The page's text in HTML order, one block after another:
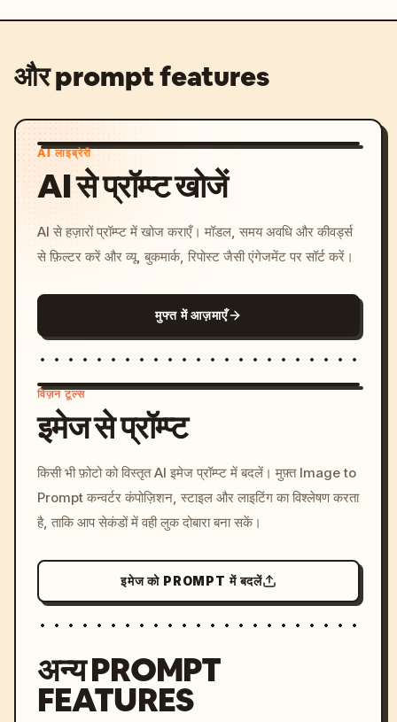
और prompt features
AI लाइब्रेरी
AI से प्रॉम्प्ट खोजें
AI से हज़ारों प्रॉम्प्ट में खोज कराएँ। मॉडल, समय अवधि और कीवर्ड्स
से फ़िल्टर करें और व्यू, बुकमार्क, रिपोस्ट जैसी एंगेजमेंट पर सॉर्ट करें।
मुफ्त में आज़माएँ
c, cyberpunk sunset, neon
colors, 8k --v 6.0
विज़न टूल्स
इमेज से प्रॉम्प्ट
किसी भी फ़ोटो को विस्तृत AI इमेज प्रॉम्प्ट में बदलें। मुफ़्त Image to
Prompt कन्वर्टर कंपोज़िशन, स्टाइल और लाइटिंग का विश्लेषण करता
है, ताकि आप सेकंडों में वही लुक दोबारा बना सकें।
इमेज को PROMPT में बदलें
अन्य PROMPT
FEATURES